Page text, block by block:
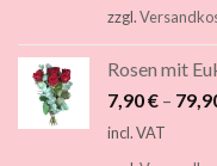
zzgl.
Rosen mit
7,90€ –
incl. VAT